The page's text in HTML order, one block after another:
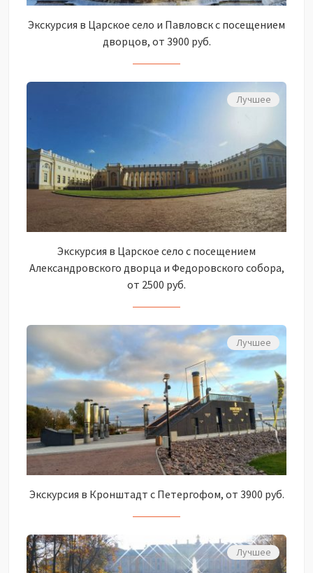
Экскурсия в Царское село и Павловск с посещением
дворцов, от 3900 руб.
Лучшее
Экскурсия в Царское село с посещением
Александровского дворца и Федоровского собора,
от 2500 руб.
Лучшее
Экскурсия в Кронштадт с Петергофом, от 3900 руб.
Лучшее